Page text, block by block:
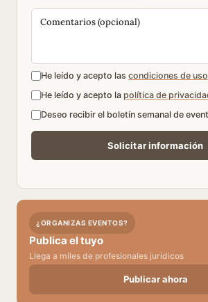
He leído y acepto las condiciones de uso
He leído y acepto la política de
Deseo recibir el boletín semanal de
¿ORGANIZAS EVENTOS?
Publica el tuyo
Llega a miles de profesionales jurídicos
Publicar ahora